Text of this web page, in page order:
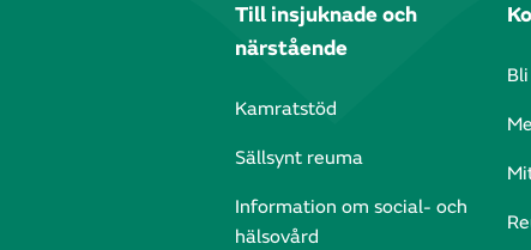
Till insjuknade och
närstående
Kamratstöd
Sällsynt reuma
Information om social- och
hälsovård